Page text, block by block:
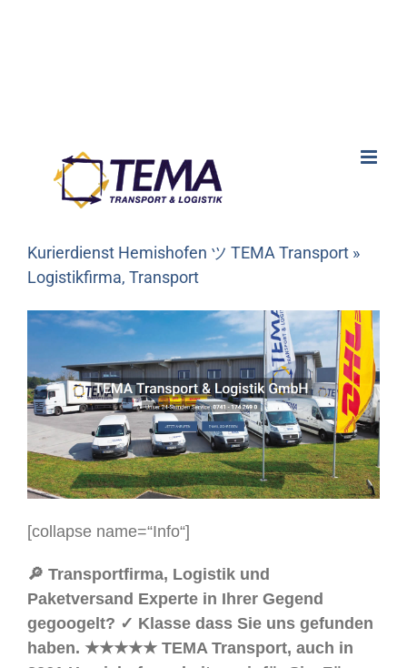
Kurierdienst Hemishofen ツ TEMA Transport »
Logistikfirma, Transport
[collapse name=“Info“]
🔎 Transportfirma, Logistik und
Paketversand Experte in Ihrer Gegend
gegoogelt? ✓ Klasse dass Sie uns gefunden
haben. ★★★★★ TEMA Transport, auch in